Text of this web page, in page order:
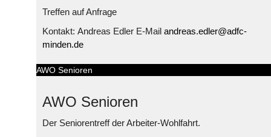
Treffen auf Anfrage
Kontakt: Andreas Edler E-Mail andreas.edler@adfc-
minden.de
AWO Senioren
AWO Senioren
Der Seniorentreff der Arbeiter-Wohlfahrt.